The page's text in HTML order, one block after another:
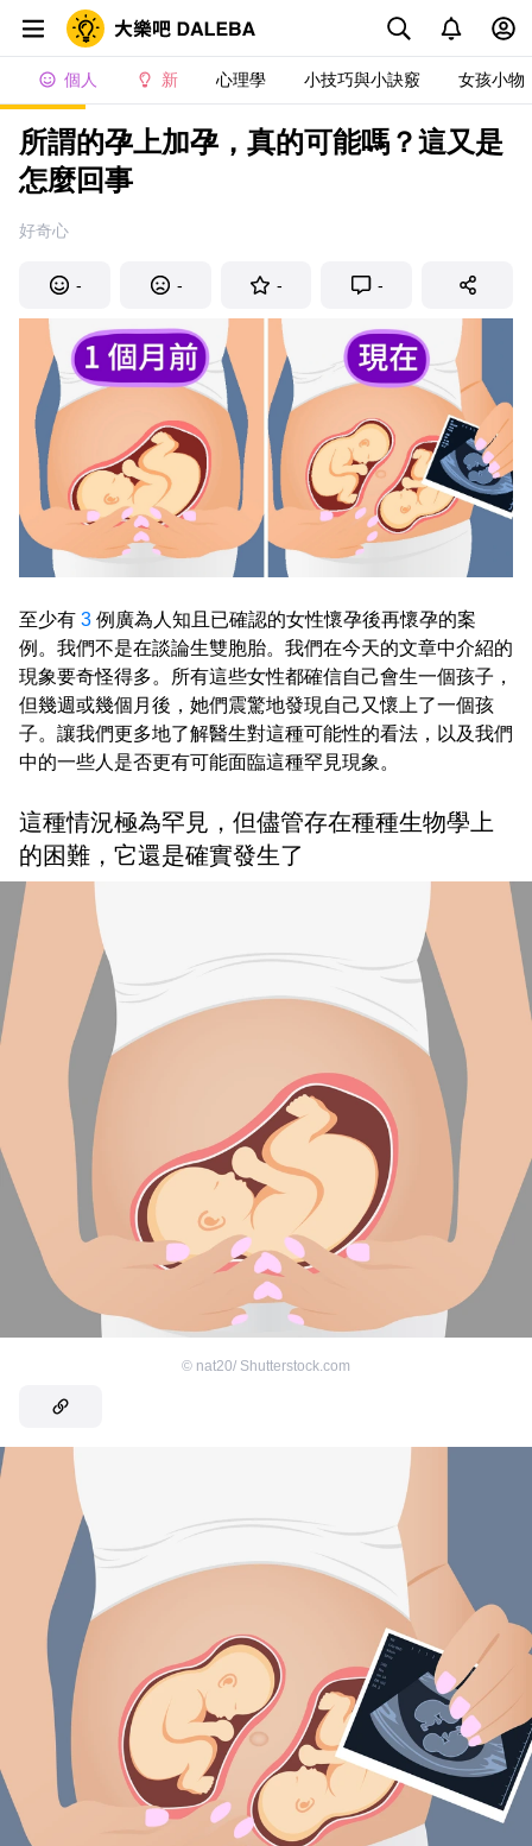
個人 新 心理學 小技巧與小訣竅 女孩小物
所謂的孕上加孕，真的可能嗎？這又是
怎麼回事
好奇心
- - - -
至少有 3 例廣為人知且已確認的女性懷孕後再懷孕的案
例。我們不是在談論生雙胞胎。我們在今天的文章中介紹的
現象要奇怪得多。所有這些女性都確信自己會生一個孩子，
但幾週或幾個月後，她們震驚地發現自己又懷上了一個孩
子。讓我們更多地了解醫生對這種可能性的看法，以及我們
中的一些人是否更有可能面臨這種罕見現象。
這種情況極為罕見，但儘管存在種種生物學上
的困難，它還是確實發生了
© nat20/ Shutterstock.com